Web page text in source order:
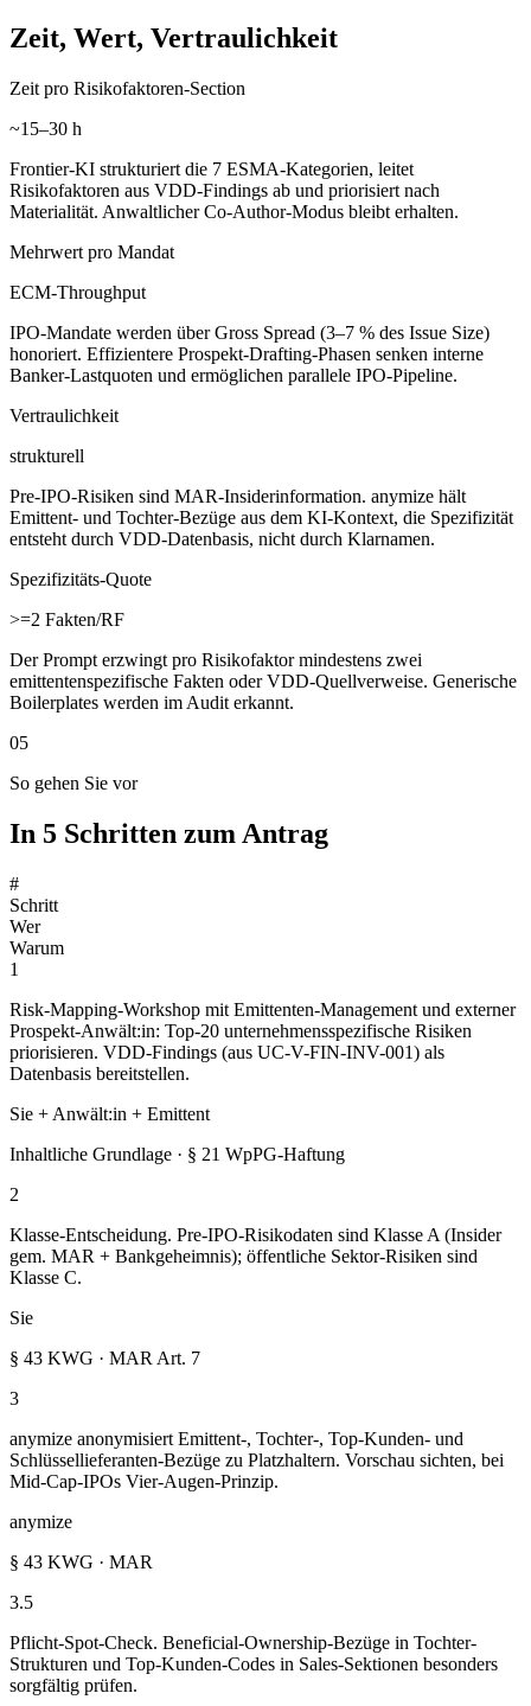
Zeit, Wert, Vertraulichkeit
Zeit pro Risikofaktoren-Section
~15–30 h
Frontier-KI strukturiert die 7 ESMA-Kategorien, leitet
Risikofaktoren aus VDD-Findings ab und priorisiert nach
Materialität. Anwaltlicher Co-Author-Modus bleibt erhalten.
Mehrwert pro Mandat
ECM-Throughput
IPO-Mandate werden über Gross Spread (3–7 % des Issue Size)
honoriert. Effizientere Prospekt-Drafting-Phasen senken interne
Banker-Lastquoten und ermöglichen parallele IPO-Pipeline.
Vertraulichkeit
strukturell
Pre-IPO-Risiken sind MAR-Insiderinformation. anymize hält
Emittent- und Tochter-Bezüge aus dem KI-Kontext, die Spezifizität
entsteht durch VDD-Datenbasis, nicht durch Klarnamen.
Spezifizitäts-Quote
>=2 Fakten/RF
Der Prompt erzwingt pro Risikofaktor mindestens zwei
emittentenspezifische Fakten oder VDD-Quellverweise. Generische
Boilerplates werden im Audit erkannt.
05
So gehen Sie vor
In 5 Schritten zum Antrag
#
Schritt
Wer
Warum
1
Risk-Mapping-Workshop mit Emittenten-Management und externer
Prospekt-Anwält:in: Top-20 unternehmensspezifische Risiken
priorisieren. VDD-Findings (aus UC-V-FIN-INV-001) als
Datenbasis bereitstellen.
Sie + Anwält:in + Emittent
Inhaltliche Grundlage · § 21 WpPG-Haftung
2
Klasse-Entscheidung. Pre-IPO-Risikodaten sind Klasse A (Insider
gem. MAR + Bankgeheimnis); öffentliche Sektor-Risiken sind
Klasse C.
Sie
§ 43 KWG · MAR Art. 7
3
anymize anonymisiert Emittent-, Tochter-, Top-Kunden- und
Schlüssellieferanten-Bezüge zu Platzhaltern. Vorschau sichten, bei
Mid-Cap-IPOs Vier-Augen-Prinzip.
anymize
§ 43 KWG · MAR
3.5
Pflicht-Spot-Check. Beneficial-Ownership-Bezüge in Tochter-
Strukturen und Top-Kunden-Codes in Sales-Sektionen besonders
sorgfältig prüfen.